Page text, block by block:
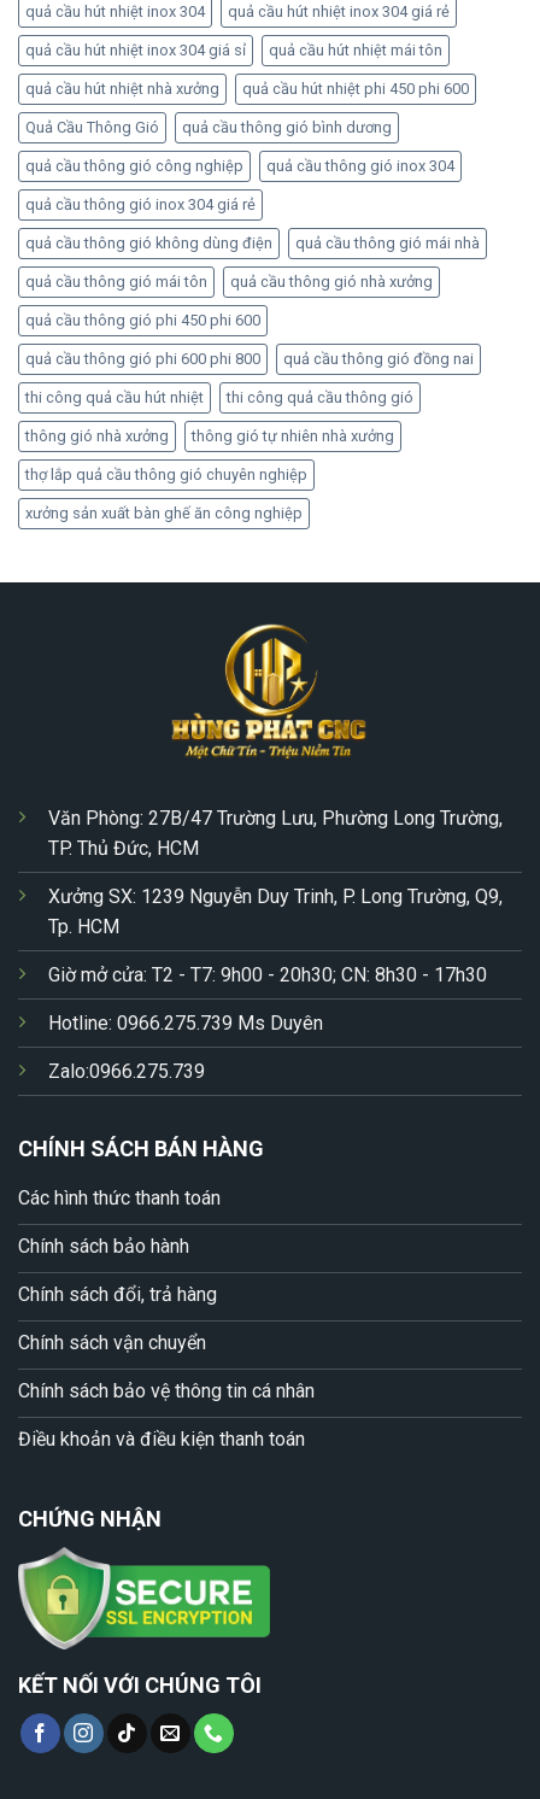
quả cầu hút nhiệt inox 304 quả cầu hút nhiệt inox 304 giá rẻ
quả cầu hút nhiệt inox 304 giá sỉ quả cầu hút nhiệt mái tôn
quả cầu hút nhiệt nhà xưởng quả cầu hút nhiệt phi 450 phi 600
Quả Cầu Thông Gió quả cầu thông gió bình dương
quả cầu thông gió công nghiệp quả cầu thông gió inox 304
quả cầu thông gió inox 304 giá rẻ
quả cầu thông gió không dùng điện quả cầu thông gió mái nhà
quả cầu thông gió mái tôn quả cầu thông gió nhà xưởng
quả cầu thông gió phi 450 phi 600
quả cầu thông gió phi 600 phi 800 quả cầu thông gió đồng nai
thi công quả cầu hút nhiệt thi công quả cầu thông gió
thông gió nhà xưởng thông gió tự nhiên nhà xưởng
thợ lắp quả cầu thông gió chuyên nghiệp
xưởng sản xuất bàn ghế ăn công nghiệp
Văn Phòng: 27B/47 Trường Lưu, Phường Long Trường,
TP. Thủ Đức, HCM
Xưởng SX: 1239 Nguyễn Duy Trinh, P. Long Trường, Q9,
Tp. HCM
Giờ mở cửa: T2 - T7: 9h00 - 20h30; CN: 8h30 - 17h30
Hotline: 0966.275.739 Ms Duyên
Zalo:0966.275.739
CHÍNH SÁCH BÁN HÀNG
Các hình thức thanh toán
Chính sách bảo hành
Chính sách đổi, trả hàng
Chính sách vận chuyển
Chính sách bảo vệ thông tin cá nhân
Điều khoản và điều kiện thanh toán
CHỨNG NHẬN
KẾT NỐI VỚI CHÚNG TÔI